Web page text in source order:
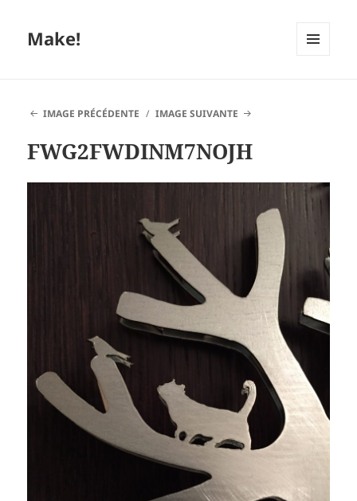
Make!
IMAGE PRÉCÉDENTE
IMAGE SUIVANTE
FWG2FWDINM7NOJH